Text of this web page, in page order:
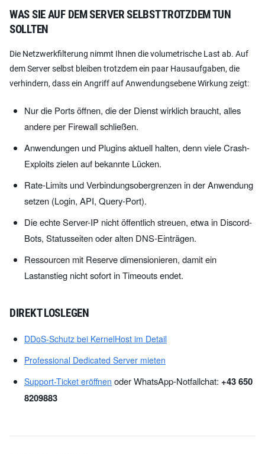
WAS SIE AUF DEM SERVER SELBST TROTZDEM TUN
SOLLTEN
Die Netzwerkfilterung nimmt Ihnen die volumetrische Last ab. Auf
dem Server selbst bleiben trotzdem ein paar Hausaufgaben, die
verhindern, dass ein Angriff auf Anwendungsebene Wirkung zeigt:
Nur die Ports öffnen, die der Dienst wirklich braucht, alles
andere per Firewall schließen.
Anwendungen und Plugins aktuell halten, denn viele Crash-
Exploits zielen auf bekannte Lücken.
Rate-Limits und Verbindungsobergrenzen in der Anwendung
setzen (Login, API, Query-Port).
Die echte Server-IP nicht öffentlich streuen, etwa in Discord-
Bots, Statusseiten oder alten DNS-Einträgen.
Ressourcen mit Reserve dimensionieren, damit ein
Lastanstieg nicht sofort in Timeouts endet.
DIREKT LOSLEGEN
DDoS-Schutz bei KernelHost im Detail
Professional Dedicated Server mieten
Support-Ticket eröffnen oder WhatsApp-Notfallchat: +43 650
8209883